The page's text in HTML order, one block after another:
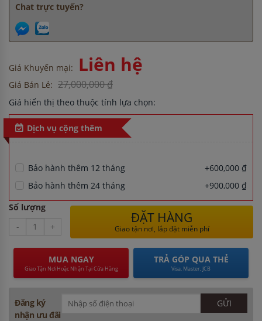
Chat trực tuyến?
Giá Khuyến mại: Liên hệ
Giá Bán Lẻ: 27,000,000 ₫
Giá hiển thị theo thuộc tính lựa chọn:
Dịch vụ cộng thêm
Bảo hành thêm 12 tháng
+600,000 ₫
Bảo hành thêm 24 tháng
+900,000 ₫
Số lượng
-
+
ĐẶT HÀNG
Giao tận nơi, lắp đặt miễn phí
MUA NGAY
Giao Tận Nơi Hoặc Nhận Tại Cửa Hàng
TRẢ GÓP QUA THẺ
Visa, Master, JCB
Đăng ký
nhận ưu đãi